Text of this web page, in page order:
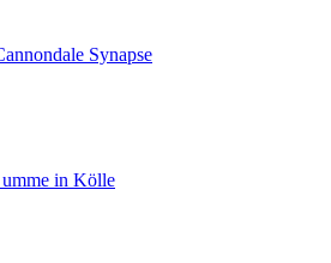
Synapse
in Kölle